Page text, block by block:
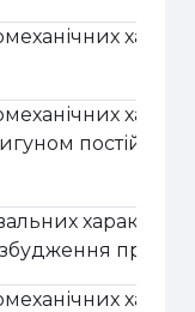
збудження при